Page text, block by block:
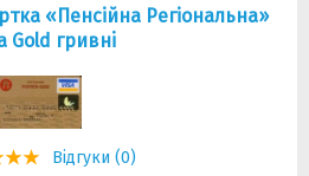
«Пенсійна Регіональна»
Gold гривнi
Відгуки (0)